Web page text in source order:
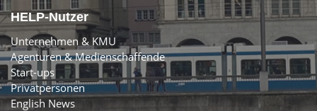
HELP-Nutzer
Unternehmen & KMU
Agenturen & Medienschaffende
Start-ups
Privatpersonen
English News